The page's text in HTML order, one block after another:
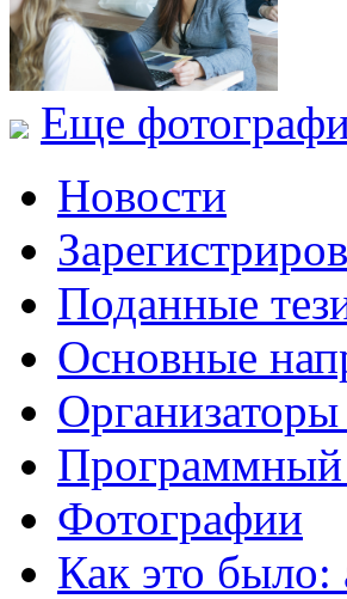
Еще
Новости
Поданные
Основные
Программный
Фотографии
Как это было: